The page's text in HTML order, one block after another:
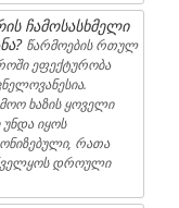
ჩამოსასხმელი
წარმოების რთულ
ეფექტურობა
ხაზის ყოველი
უნდა იყოს
რათა
დროული